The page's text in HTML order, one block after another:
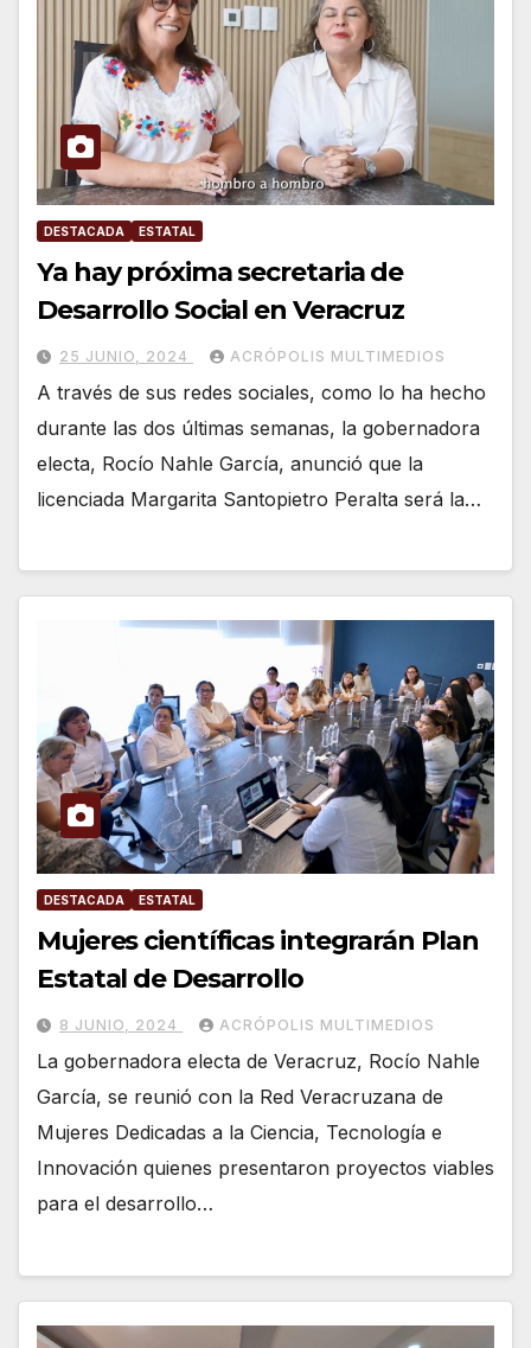
DESTACADA ESTATAL
Ya hay próxima secretaria de
Desarrollo Social en Veracruz
25 JUNIO, 2024 ACRÓPOLIS MULTIMEDIOS
A través de sus redes sociales, como lo ha hecho
durante las dos últimas semanas, la gobernadora
electa, Rocío Nahle García, anunció que la
licenciada Margarita Santopietro Peralta será la…
DESTACADA ESTATAL
Mujeres científicas integrarán Plan
Estatal de Desarrollo
8 JUNIO, 2024 ACRÓPOLIS MULTIMEDIOS
La gobernadora electa de Veracruz, Rocío Nahle
García, se reunió con la Red Veracruzana de
Mujeres Dedicadas a la Ciencia, Tecnología e
Innovación quienes presentaron proyectos viables
para el desarrollo…